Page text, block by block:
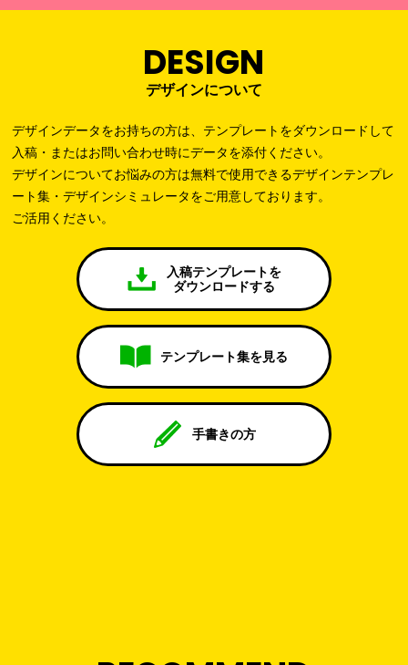
DESIGN
デザインについて
デザインデータをお持ちの方は、テンプレートをダウンロードして
入稿・またはお問い合わせ時にデータを添付ください。
デザインについてお悩みの方は無料で使用できるデザインテンプレ
ート集・デザインシミュレータをご用意しております。
ご活用ください。
入稿テンプレートを
ダウンロードする
テンプレート集を見る
手書きの方